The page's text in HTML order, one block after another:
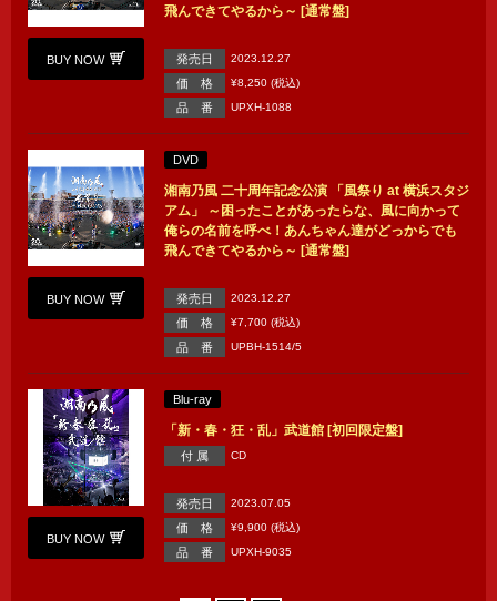
BUY NOW
飛んできてやるから～ [通常盤]
発売日 2023.12.27
価 格 ¥8,250 (税込)
品 番 UPXH-1088
BUY NOW
DVD
湘南乃風 二十周年記念公演 「風祭り at 横浜スタジ
アム」 ～困ったことがあったらな、風に向かって
俺らの名前を呼べ！あんちゃん達がどっからでも
飛んできてやるから～ [通常盤]
発売日 2023.12.27
価 格 ¥7,700 (税込)
品 番 UPBH-1514/5
BUY NOW
Blu-ray
「新・春・狂・乱」武道館 [初回限定盤]
付 属 CD
発売日 2023.07.05
価 格 ¥9,900 (税込)
品 番 UPXH-9035